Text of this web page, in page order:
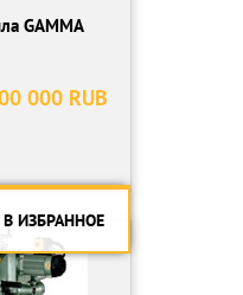
GAMMA
000 RUB
В ИЗБРАННОЕ